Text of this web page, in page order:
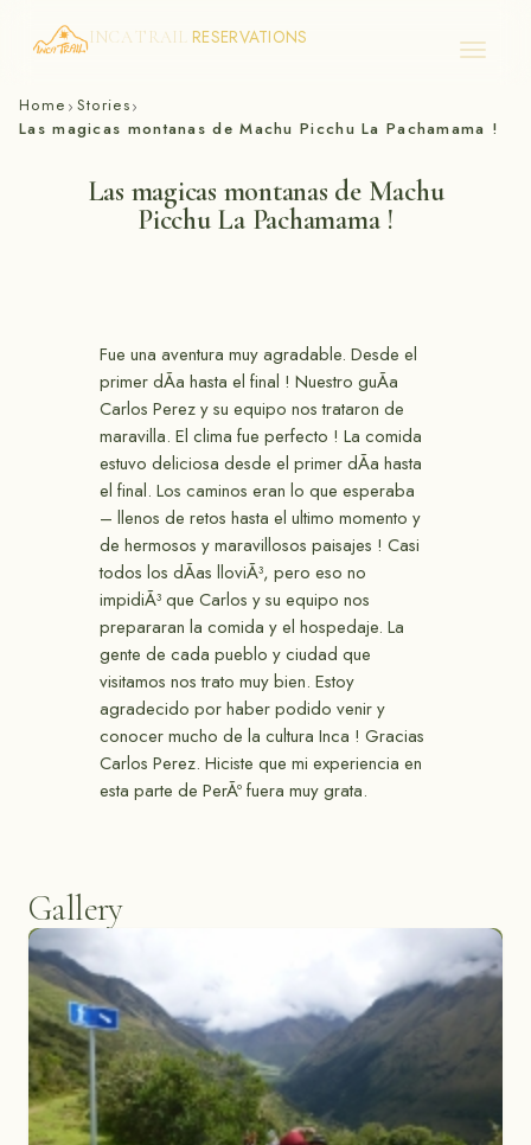
Skip
INCA TRAIL RESERVATIONS
Home › Stories›
Las magicas montanas de Machu Picchu La Pachamama !
Las magicas montanas de Machu
Picchu La Pachamama !
Fue una aventura muy agradable. Desde el
primer dÃ­a hasta el final ! Nuestro guÃ­a
Carlos Perez y su equipo nos trataron de
maravilla. El clima fue perfecto ! La comida
estuvo deliciosa desde el primer dÃ­a hasta
el final. Los caminos eran lo que esperaba
– llenos de retos hasta el ultimo momento y
de hermosos y maravillosos paisajes ! Casi
todos los dÃ­as lloviÃ³, pero eso no
impidiÃ³ que Carlos y su equipo nos
prepararan la comida y el hospedaje. La
gente de cada pueblo y ciudad que
visitamos nos trato muy bien. Estoy
agradecido por haber podido venir y
conocer mucho de la cultura Inca ! Gracias
Carlos Perez. Hiciste que mi experiencia en
esta parte de PerÃº fuera muy grata.
Gallery